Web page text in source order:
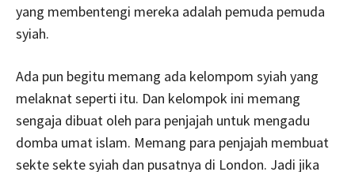
yang membentengi mereka adalah pemuda pemuda
syiah.
Ada pun begitu memang ada kelompom syiah yang
melaknat seperti itu. Dan kelompok ini memang
sengaja dibuat oleh para penjajah untuk mengadu
domba umat islam. Memang para penjajah membuat
sekte sekte syiah dan pusatnya di London. Jadi jika